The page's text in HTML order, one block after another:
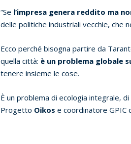
“Se l’impresa genera reddito ma
delle politiche industriali vecchie, che
Ecco perché bisogna partire da
quella città: è un problema globale
tenere insieme le cose.
È un problema di ecologia integrale,
Progetto Oikos e coordinatore GPIC